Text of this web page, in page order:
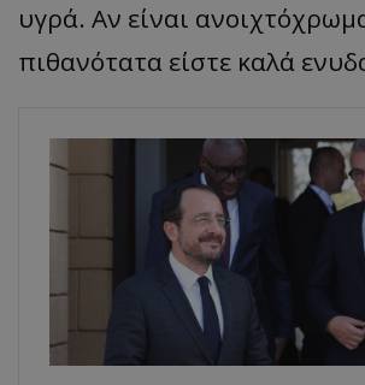
υγρά. Αν είναι
πιθανότατα είστε καλά